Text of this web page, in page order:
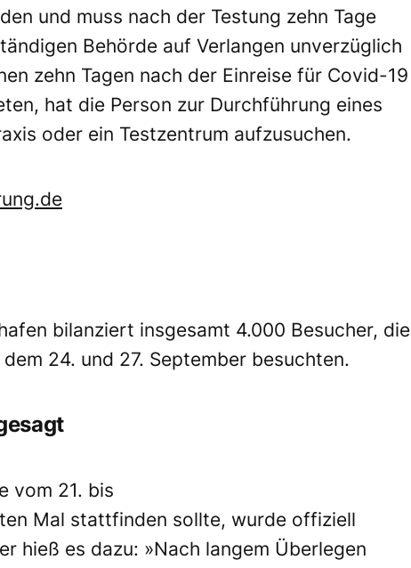
und muss nach der Testung zehn Tage
Behörde auf Verlangen unverzüglich
zehn Tagen nach der Einreise für Covid-19
hat die Person zur Durchführung eines
oder ein Testzentrum aufzusuchen.
bilanziert insgesamt 4.000 Besucher, die
24. und 27. September besuchten.
vom 21. bis
Mal stattfinden sollte, wurde offiziell
hieß es dazu: »Nach langem Überlegen